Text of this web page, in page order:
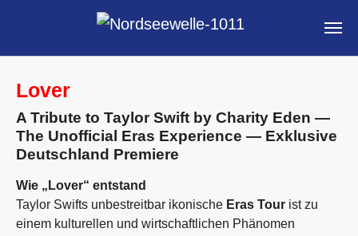
Lover
A Tribute to Taylor Swift by Charity Eden —
The Unofficial Eras Experience — Exklusive
Deutschland Premiere
Wie „Lover“ entstand
Taylor Swifts unbestreitbar ikonische Eras Tour ist zu
einem kulturellen und wirtschaftlichen Phänomen